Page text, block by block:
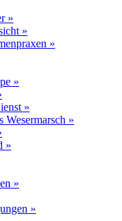
»
»
»
»
»
Wesermarsch »
»
»
»